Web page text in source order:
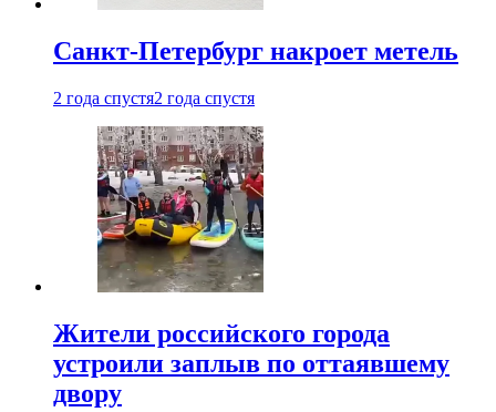
Санкт-Петербург накроет метель
2 года спустя2 года спустя
Жители российского города
устроили заплыв по оттаявшему
двору